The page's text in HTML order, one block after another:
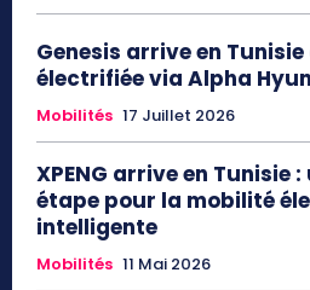
Genesis arrive en
électrifiée via Alpha
Mobilités 17 Juillet 2026
XPENG arrive en Tunisie
étape pour la mobilité
intelligente
Mobilités 11 Mai 2026